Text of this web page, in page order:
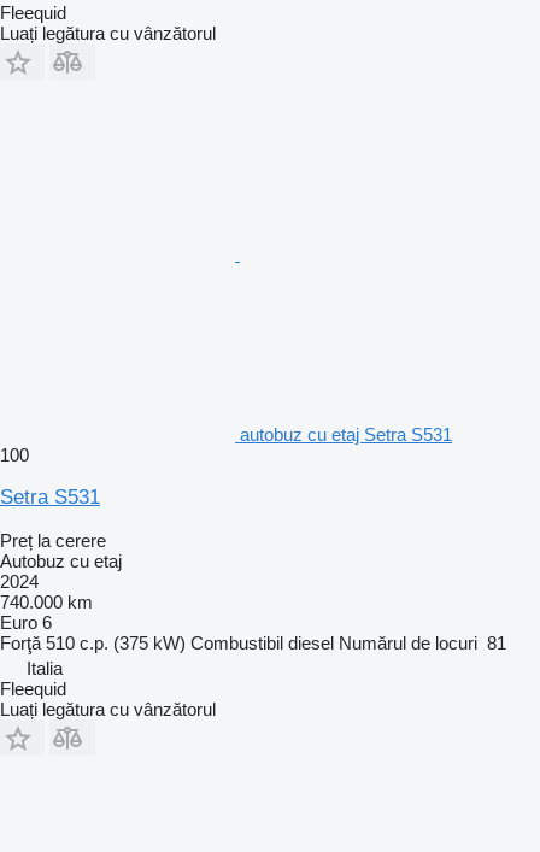
Fleequid
Luați legătura cu vânzătorul
autobuz cu etaj Setra S531
100
Setra S531
Preț la cerere
Autobuz cu etaj
2024
740.000 km
Euro 6
Forţă 510 c.p. (375 kW) Combustibil diesel Numărul de locuri 81
Italia
Fleequid
Luați legătura cu vânzătorul